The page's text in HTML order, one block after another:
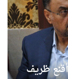
ظريف